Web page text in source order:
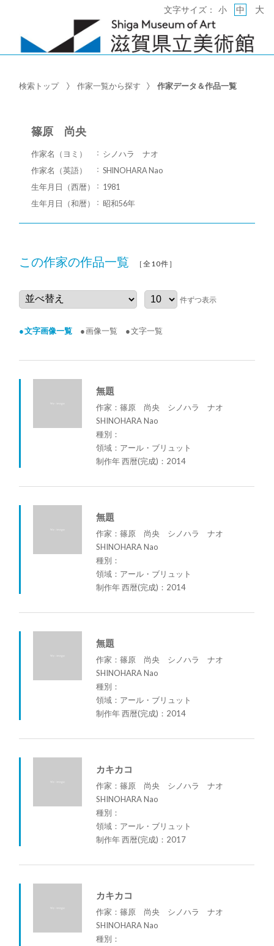
文字サイズ： 小 中 大
検索トップ 作家一覧から探す 作家データ＆作品一覧
篠原 尚央
作家名（ヨミ）
シノハラ ナオ
作家名（英語）
SHINOHARA Nao
生年月日（西暦）
1981
生年月日（和暦）
昭和56年
この作家の作品一覧 ［全10件］
件ずつ表示
文字画像一覧 画像一覧 文字一覧
無題
作家：篠原 尚央 シノハラ ナオ
SHINOHARA Nao
種別：
領域：アール・ブリュット
制作年 西暦(完成)：2014
無題
作家：篠原 尚央 シノハラ ナオ
SHINOHARA Nao
種別：
領域：アール・ブリュット
制作年 西暦(完成)：2014
無題
作家：篠原 尚央 シノハラ ナオ
SHINOHARA Nao
種別：
領域：アール・ブリュット
制作年 西暦(完成)：2014
カキカコ
作家：篠原 尚央 シノハラ ナオ
SHINOHARA Nao
種別：
領域：アール・ブリュット
制作年 西暦(完成)：2017
カキカコ
作家：篠原 尚央 シノハラ ナオ
SHINOHARA Nao
種別：